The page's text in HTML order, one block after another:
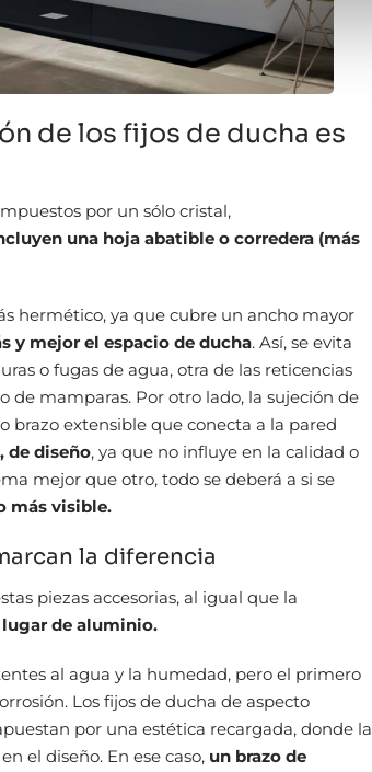
de los fijos de ducha es
por un sólo cristal,
una hoja abatible o corredera (más
hermético, ya que cubre un ancho mayor
y mejor el espacio de ducha. Así, se evita
o fugas de agua, otra de las reticencias
de mamparas. Por otro lado, la sujeción de
brazo extensible que conecta a la pared
de diseño, ya que no influye en la calidad o
mejor que otro, todo se deberá a si se
más visible.
la diferencia
piezas accesorias, al igual que la
de aluminio.
al agua y la humedad, pero el primero
Los fijos de ducha de aspecto
por una estética recargada, donde la
el diseño. En ese caso, un brazo de